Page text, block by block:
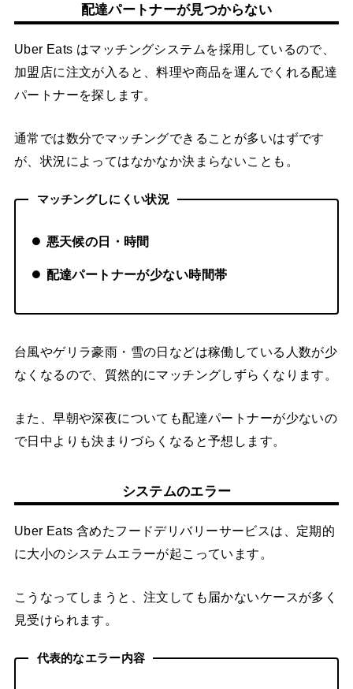
配達パートナーが見つからない
Uber Eats はマッチングシステムを採用しているので、
加盟店に注文が入ると、料理や商品を運んでくれる配達
パートナーを探します。
通常では数分でマッチングできることが多いはずです
が、状況によってはなかなか決まらないことも。
マッチングしにくい状況
悪天候の日・時間
配達パートナーが少ない時間帯
台風やゲリラ豪雨・雪の日などは稼働している人数が少
なくなるので、質然的にマッチングしずらくなります。
また、早朝や深夜についても配達パートナーが少ないの
で日中よりも決まりづらくなると予想します。
システムのエラー
Uber Eats 含めたフードデリバリーサービスは、定期的
に大小のシステムエラーが起こっています。
こうなってしまうと、注文しても届かないケースが多く
見受けられます。
代表的なエラー内容